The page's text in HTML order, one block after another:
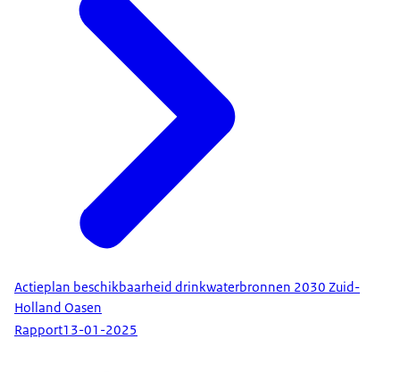
Actieplan beschikbaarheid drinkwaterbronnen 2030 Zuid-
Holland Oasen
Rapport13-01-2025